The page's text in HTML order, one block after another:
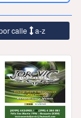
calle a-z